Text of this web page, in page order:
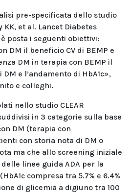
pre-specificata dello studio
KK, et al. Lancet Diabetes
posta i seguenti obiettivi:
DM il beneficio CV di BEMP e
DM in terapia con BEMP il
e l’andamento di HbA1c»,
e colleghi.
nello studio CLEAR
in 3 categorie sulla base
DM (terapia con
con storia nota di DM o
ma che allo screening iniziale
linee guida ADA per la
compresa tra 5.7% e 6.4%
di glicemia a digiuno tra 100